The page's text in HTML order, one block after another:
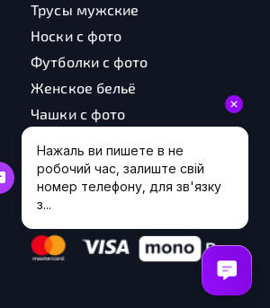
Трусы мужские
Носки с фото
Футболки с фото
Женское бельё
Чашки с фото
Картины